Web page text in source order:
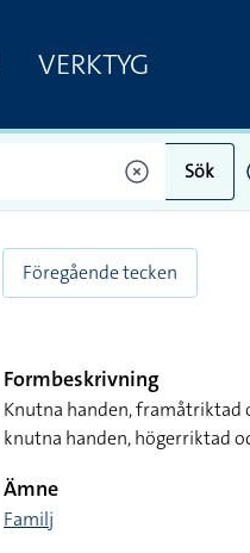
VERKTYG
Sök
Föregående tecken
Formbeskrivning
Knutna handen, framåtriktad
knutna handen, högerriktad
Ämne
Familj